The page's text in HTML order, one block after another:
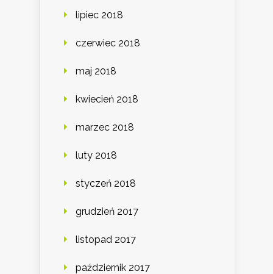
lipiec 2018
czerwiec 2018
maj 2018
kwiecień 2018
marzec 2018
luty 2018
styczeń 2018
grudzień 2017
listopad 2017
październik 2017